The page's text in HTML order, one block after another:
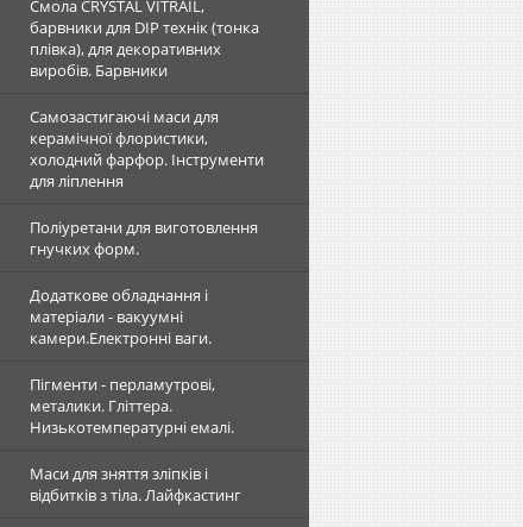
Смола CRYSTAL VITRAIL,
барвники для DIP технік (тонка
плівка), для декоративних
виробів. Барвники
Самозастигаючі маси для
керамічної флористики,
холодний фарфор. Інструменти
для ліплення
Поліуретани для виготовлення
гнучких форм.
Додаткове обладнання і
матеріали - вакуумні
камери.Електронні ваги.
Пігменти - перламутрові,
металики. Гліттера.
Низькотемпературні емалі.
Маси для зняття зліпків і
відбитків з тіла. Лайфкастинг